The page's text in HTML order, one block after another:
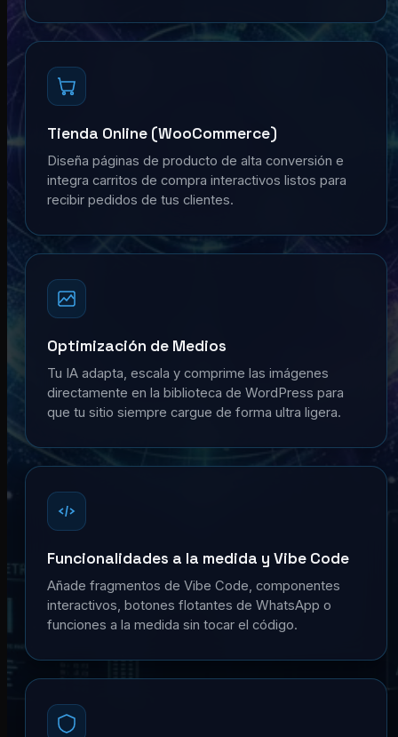
Tienda Online (WooCommerce)
Diseña páginas de producto de alta conversión e
integra carritos de compra interactivos listos para
recibir pedidos de tus clientes.
Optimización de Medios
Tu IA adapta, escala y comprime las imágenes
directamente en la biblioteca de WordPress para
que tu sitio siempre cargue de forma ultra ligera.
Funcionalidades a la medida y Vibe Code
Añade fragmentos de Vibe Code, componentes
interactivos, botones flotantes de WhatsApp o
funciones a la medida sin tocar el código.